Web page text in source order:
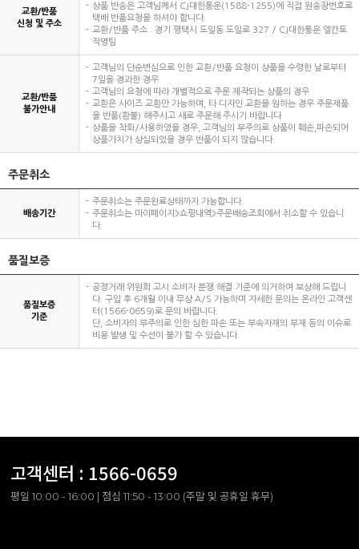
교환/반품
신청 및 주소
상품 반송은 고객님께서 CJ대한통운(1588-1255)에 직접 원송장번호로
택배 반품요청을 하셔야 합니다.
교환/반품 주소 : 경기 평택시 도일동 도일로 327 / CJ대한통운 엘칸토
직영팀
교환/반품
불가안내
고객님의 단순변심으로 인한 교환/반품 요청이 상품을 수령한 날로부터
7일을 경과한 경우
고객님의 요청에 따라 개별적으로 주문 제작되는 상품의 경우
교환은 사이즈 교환만 가능하며, 타 디자인 교환을 원하는 경우 주문제품
을 반품(환불) 해주시고 새로 주문해 주시기 바랍니다
상품을 착화/사용하였을 경우, 고객님의 부주의로 상품이 훼손,파손되어
상품가치가 상실되었을 경우 반품이 되지 않습니다.
주문취소
배송기간
주문취소는 주문완료상태까지 가능합니다.
주문취소는 마이페이지>쇼핑내역>주문배송조회에서 취소할 수 있습니
다.
품질보증
품질보증
기준
공정거래 위원회 고시 소비자 분쟁 해결 기준에 의거하여 보상해 드립니
다. 구입 후 6개월 이내 무상 A/S 가능하며 자세한 문의는 온라인 고객센
터(1566-0659)로 문의 바랍니다.
단, 소비자의 부주의로 인한 심한 파손 또는 부속자재의 부재 등의 이슈로
비용 발생 및 수선이 불가 할 수 있습니다.
고객센터 : 1566-0659
평일 10:00 - 16:00 | 점심 11:50 - 13:00 (주말 및 공휴일 휴무)